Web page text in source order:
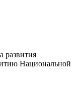
развития
Национальной